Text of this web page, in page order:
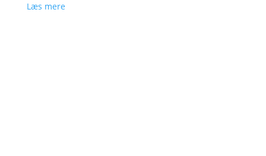
Læs mere